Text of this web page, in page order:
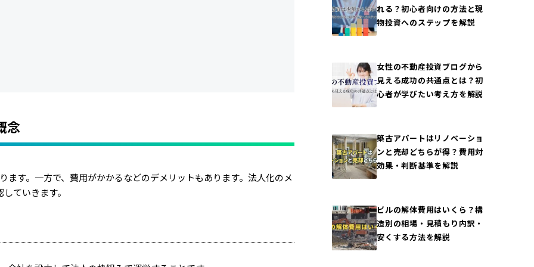
念
す。一方で、費用がかかるなどのデメリットもあります。法人化のメ
ていきます。
れる？初心者向けの方法と現
物投資へのステップを解説
女性の不動産投資ブログから
見える成功の共通点とは？初
心者が学びたい考え方を解説
築古アパートはリノベーショ
ンと売却どちらが得？費用対
効果・判断基準を解説
ビルの解体費用はいくら？構
造別の相場・見積もり内訳・
安くする方法を解説